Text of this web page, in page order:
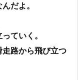
だよ。
ていく。
路から飛び立つ